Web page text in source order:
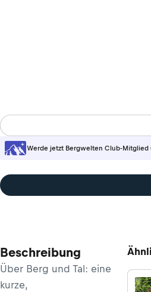
Werde jetzt Bergwelten Club-
Beschreibung
Über Berg und Tal: eine
kurze,